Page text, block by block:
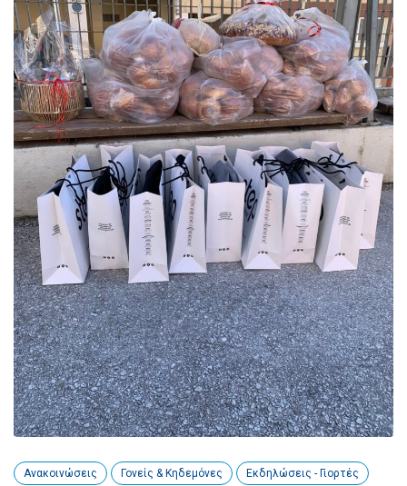
Ανακοινώσεις Γονείς & Κηδεμόνες Εκδηλώσεις - Γιορτές